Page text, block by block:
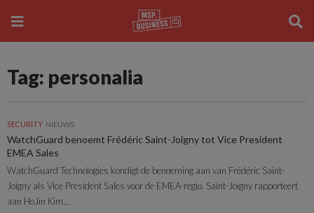
Tag: personalia
SECURITY NIEUWS
WatchGuard benoemt Frédéric Saint-Joigny tot Vice President
EMEA Sales
WatchGuard Technologies kondigt de benoeming aan van Frédéric Saint-
Joigny als Vice President Sales voor de EMEA-regio. Saint-Joigny rapporteert
aan HoJin Kim,...